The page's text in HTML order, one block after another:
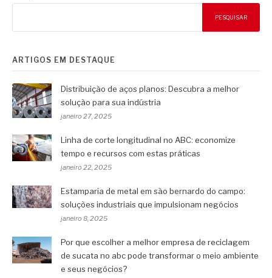
PESQUISAR
ARTIGOS EM DESTAQUE
Distribuição de aços planos: Descubra a melhor
solução para sua indústria
janeiro 27, 2025
Linha de corte longitudinal no ABC: economize
tempo e recursos com estas práticas
janeiro 22, 2025
Estamparia de metal em são bernardo do campo:
soluções industriais que impulsionam negócios
janeiro 8, 2025
Por que escolher a melhor empresa de reciclagem
de sucata no abc pode transformar o meio ambiente
e seus negócios?